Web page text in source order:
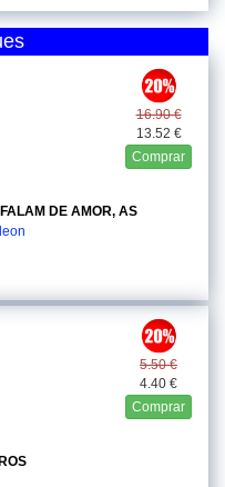
16.90 €
13.52 €
Comprar
DE AMOR, AS
5.50 €
4.40 €
Comprar